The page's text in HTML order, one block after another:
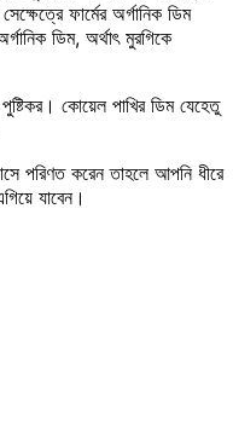
ফার্মের অর্গানিক ডিম
ডিম, অর্থাৎ মুরগিকে
কোয়েল পাখির ডিম যেহেতু
পরিণত করেন তাহলে আপনি ধীরে
যাবেন।